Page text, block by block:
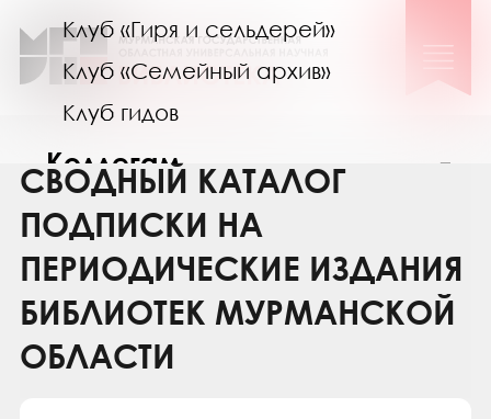
Клуб «Гиря и сельдерей»
Клуб «Семейный архив»
Клуб гидов
Коллегам
Контакты
СВОДНЫЙ КАТАЛОГ
ПОДПИСКИ НА
ПЕРИОДИЧЕСКИЕ ИЗДАНИЯ
БИБЛИОТЕК МУРМАНСКОЙ
ОБЛАСТИ